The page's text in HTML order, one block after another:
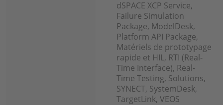
dSPACE XCP Service,
Failure Simulation
Package, ModelDesk,
Platform API Package,
Matériels de prototypage
rapide et HIL, RTI (Real-
Time Interface), Real-
Time Testing, Solutions,
SYNECT, SystemDesk,
TargetLink, VEOS